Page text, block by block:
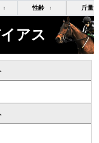
↕ 性齢 ↕ 斤量
アス